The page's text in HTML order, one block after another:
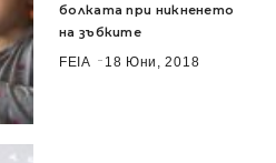
болката при никненето
на зъбките
FEIA
18 Юни, 2018